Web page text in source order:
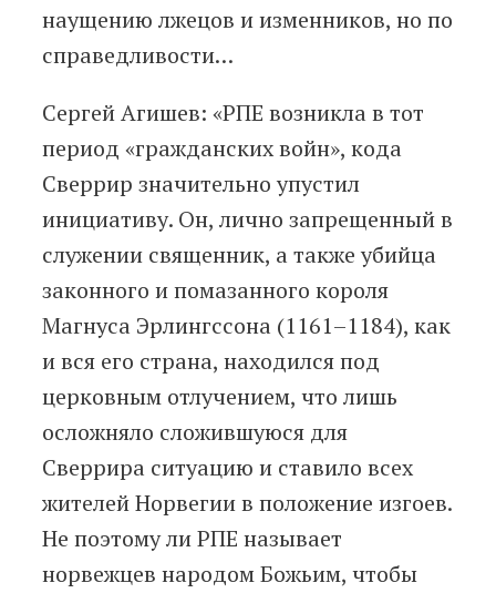
наущению лжецов и изменников, но по
справедливости…
Сергей Агишев: «РПЕ возникла в тот
период «гражданских войн», кода
Сверрир значительно упустил
инициативу. Он, лично запрещенный в
служении священник, а также убийца
законного и помазанного короля
Магнуса Эрлингссона (1161–1184), как
и вся его страна, находился под
церковным отлучением, что лишь
осложняло сложившуюся для
Сверрира ситуацию и ставило всех
жителей Норвегии в положение изгоев.
Не поэтому ли РПЕ называет
норвежцев народом Божьим, чтобы